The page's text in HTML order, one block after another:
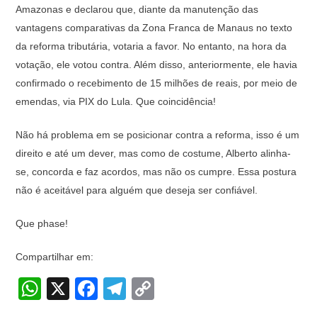
Amazonas e declarou que, diante da manutenção das
vantagens comparativas da Zona Franca de Manaus no texto
da reforma tributária, votaria a favor. No entanto, na hora da
votação, ele votou contra. Além disso, anteriormente, ele havia
confirmado o recebimento de 15 milhões de reais, por meio de
emendas, via PIX do Lula. Que coincidência!
Não há problema em se posicionar contra a reforma, isso é um
direito e até um dever, mas como de costume, Alberto alinha-
se, concorda e faz acordos, mas não os cumpre. Essa postura
não é aceitável para alguém que deseja ser confiável.
Que phase!
Compartilhar em:
W
X
F
T